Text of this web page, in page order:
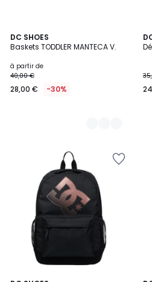
DC SHOES
Baskets TODDLER MANTECA V.
à partir de
40,00 €
28,00 € -30%
3
Couleurs